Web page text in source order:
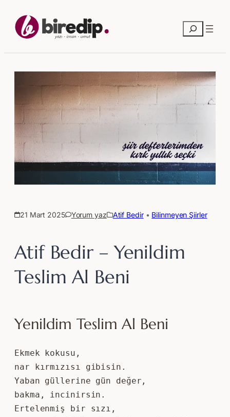
Ara
21 Mart 2025 Yorum yaz Atif Bedir • Bilinmeyen Şiirler
Atif Bedir – Yenildim
Teslim Al Beni
Yenildim Teslim Al Beni
Ekmek kokusu,
nar kırmızısı gibisin.
Yaban güllerine gün değer,
bakma, incinirsin.
Ertelenmiş bir sızı,